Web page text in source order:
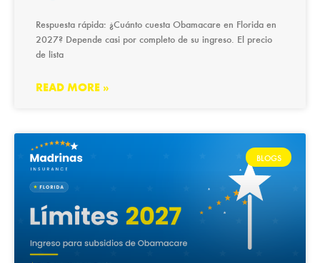
Respuesta rápida: ¿Cuánto cuesta Obamacare en Florida en
2027? Depende casi por completo de su ingreso. El precio
de lista
READ MORE »
BLOGS